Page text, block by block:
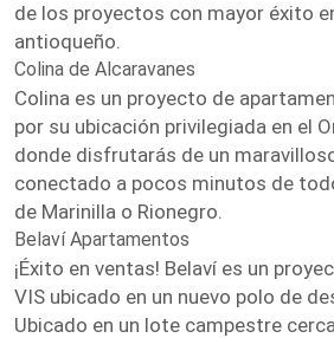
de los proyectos con mayor éxito
antioqueño.
Colina de Alcaravanes
Colina es un proyecto de
por su ubicación privilegiada en el
donde disfrutarás de un
conectado a pocos minutos de
de Marinilla o Rionegro.
Belaví Apartamentos
¡Éxito en ventas! Belaví es un
VIS ubicado en un nuevo polo de
Ubicado en un lote campestre